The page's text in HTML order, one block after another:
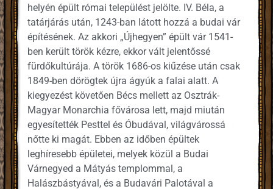
helyén épült római települést jelölte. IV. Béla, a
tatárjárás után, 1243-ban látott hozzá a budai vár
építésének. Az akkori „Újhegyen” épült vár 1541-
ben került török kézre, ekkor vált jelentőssé
fürdőkultúrája. A török 1686-os kiűzése után csak
1849-ben dörögtek újra ágyúk a falai alatt. A
kiegyezést követően Bécs mellett az Osztrák-
Magyar Monarchia fővárosa lett, majd miután
egyesítették Pesttel és Óbudával, világvárossá
nőtte ki magát. Ebben az időben épültek
leghíresebb épületei, melyek közül a Budai
Várnegyed a Mátyás templommal, a
Halászbástyával, és a Budavári Palotával a